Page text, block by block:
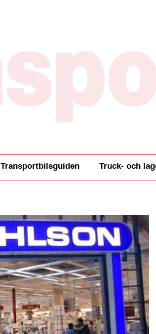
Transportbilsguiden Truck- och